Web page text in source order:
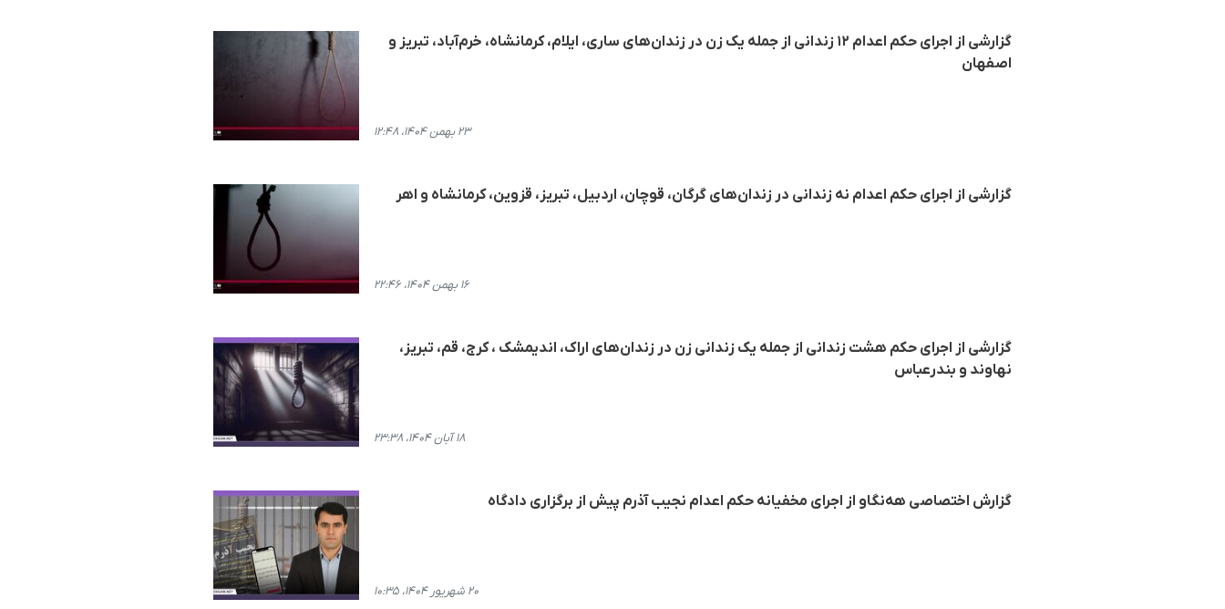
گزارشی از اجرای حکم اعدام ١٢ زندانی از جملە یک زن در زندان‌های ساری، ایلام، کرمانشاه، خرم‌آباد، تبریز و
اصفهان
۲۳ بهمن ۱۴۰۴، ۱۲:۴۸
گزارشی از اجرای حکم اعدام نە زندانی در زندان‌های گرگان، قوچان، اردبیل، تبریز، قزوین، کرمانشاه و اهر
۱۶ بهمن ۱۴۰۴، ۲۲:۴۶
گزارشی از اجرای حکم هشت زندانی از جملە یک زندانی زن در زندان‌های اراک، اندیمشک ، کرج، قم، تبریز،
نهاوند و بندرعباس
۱۸ آبان ۱۴۰۴، ۲۳:۳۸
گزارش اختصاصی هه‌نگاو از اجرای مخفیانه حکم اعدام نجیب آذرم پیش از برگزاری دادگاه
۲۰ شهریور ۱۴۰۴، ۱۰:۳۵